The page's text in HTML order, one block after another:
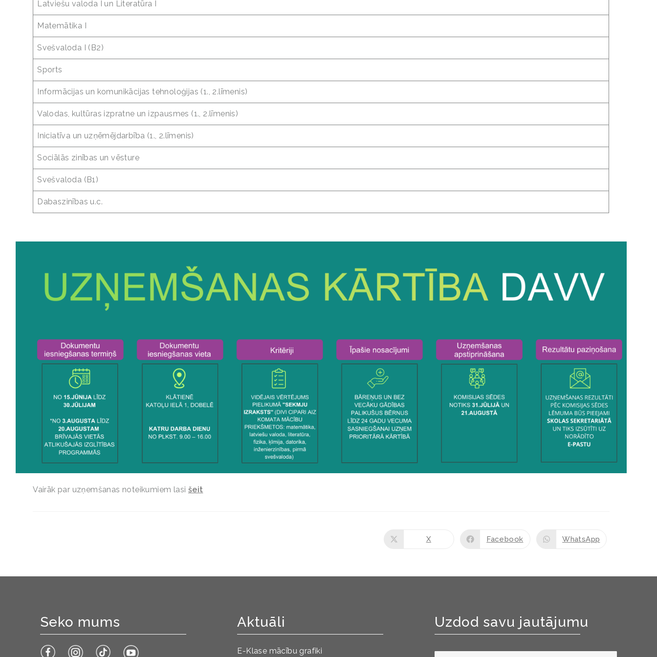
Latviešu valoda I un Literatūra I
Matemātika I
Svešvaloda I (B2)
Sports
Informācijas un komunikācijas tehnoloģijas (1., 2.līmenis)
Valodas, kultūras izpratne un izpausmes (1., 2.līmenis)
Iniciatīva un uzņēmējdarbība (1., 2.līmenis)
Sociālās zinības un vēsture
Svešvaloda (B1)
Dabaszinības u.c.
Vairāk par uzņemšanas noteikumiem lasi šeit
X Facebook WhatsApp
Seko mums Aktuāli
E-Klase mācību grafiki
Uzdod savu jautājumu